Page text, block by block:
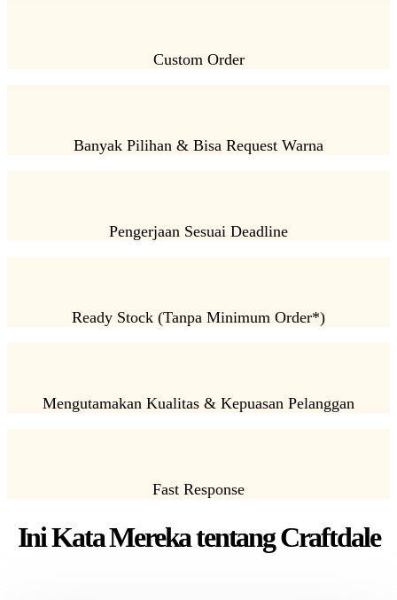
Custom Order
Banyak Pilihan & Bisa Request Warna
Pengerjaan Sesuai Deadline
Ready Stock (Tanpa Minimum Order*)
Mengutamakan Kualitas & Kepuasan Pelanggan
Fast Response
Ini Kata Mereka tentang Craftdale